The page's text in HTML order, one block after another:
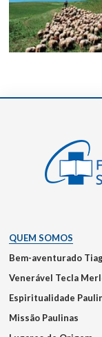
QUEM SOMOS
Bem-aventurado
Venerável Tecla
Espiritualidade
Missão Paulinas